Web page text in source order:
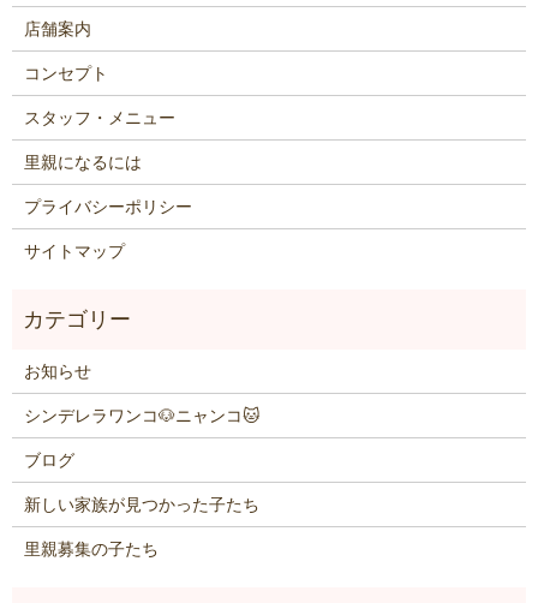
店舗案内
コンセプト
スタッフ・メニュー
里親になるには
プライバシーポリシー
サイトマップ
お知らせ
シンデレラワンコ🐶ニャンコ🐱
ブログ
新しい家族が見つかった子たち
里親募集の子たち